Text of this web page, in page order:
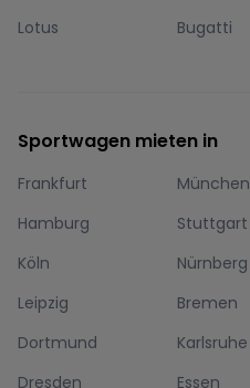
Lotus
Bugatti
Sportwagen mieten in
Frankfurt München
Hamburg
Stuttgart
Köln
Nürnberg
Leipzig
Bremen
Dortmund
Karlsruhe
Dresden
Essen